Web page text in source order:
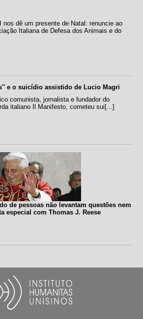
nos dê um presente de Natal: renuncie ao
Italiana de Defesa dos Animais e do
e o suicídio assistido de Lucio Magri
comunista, jornalista e fundador do
italiano Il Manifesto, cometeu sui[...]
de pessoas não levantam questões nem
especial com Thomas J. Reese